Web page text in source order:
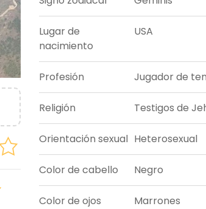
Lugar de
nacimiento
USA
Profesión Jugador de
Religión Testigos de
Orientación sexual Heterosexual
Color de cabello Negro
Color de ojos Marrones